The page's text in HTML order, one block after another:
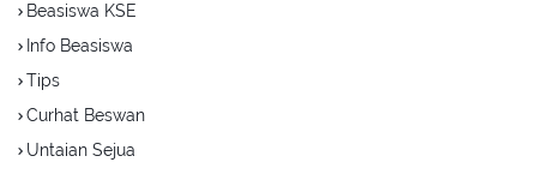
Beasiswa KSE
Info Beasiswa
Tips
Curhat Beswan
Untaian Sejua